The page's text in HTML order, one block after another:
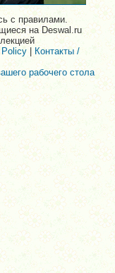
с правилами.
на Deswal.ru
| Контакты /
рабочего стола